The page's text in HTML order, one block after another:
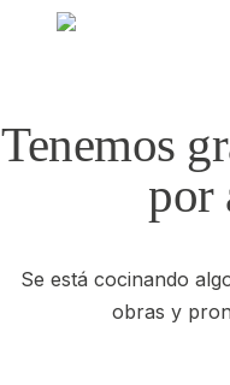
Tenemos
por
Se está cocinando
obras y